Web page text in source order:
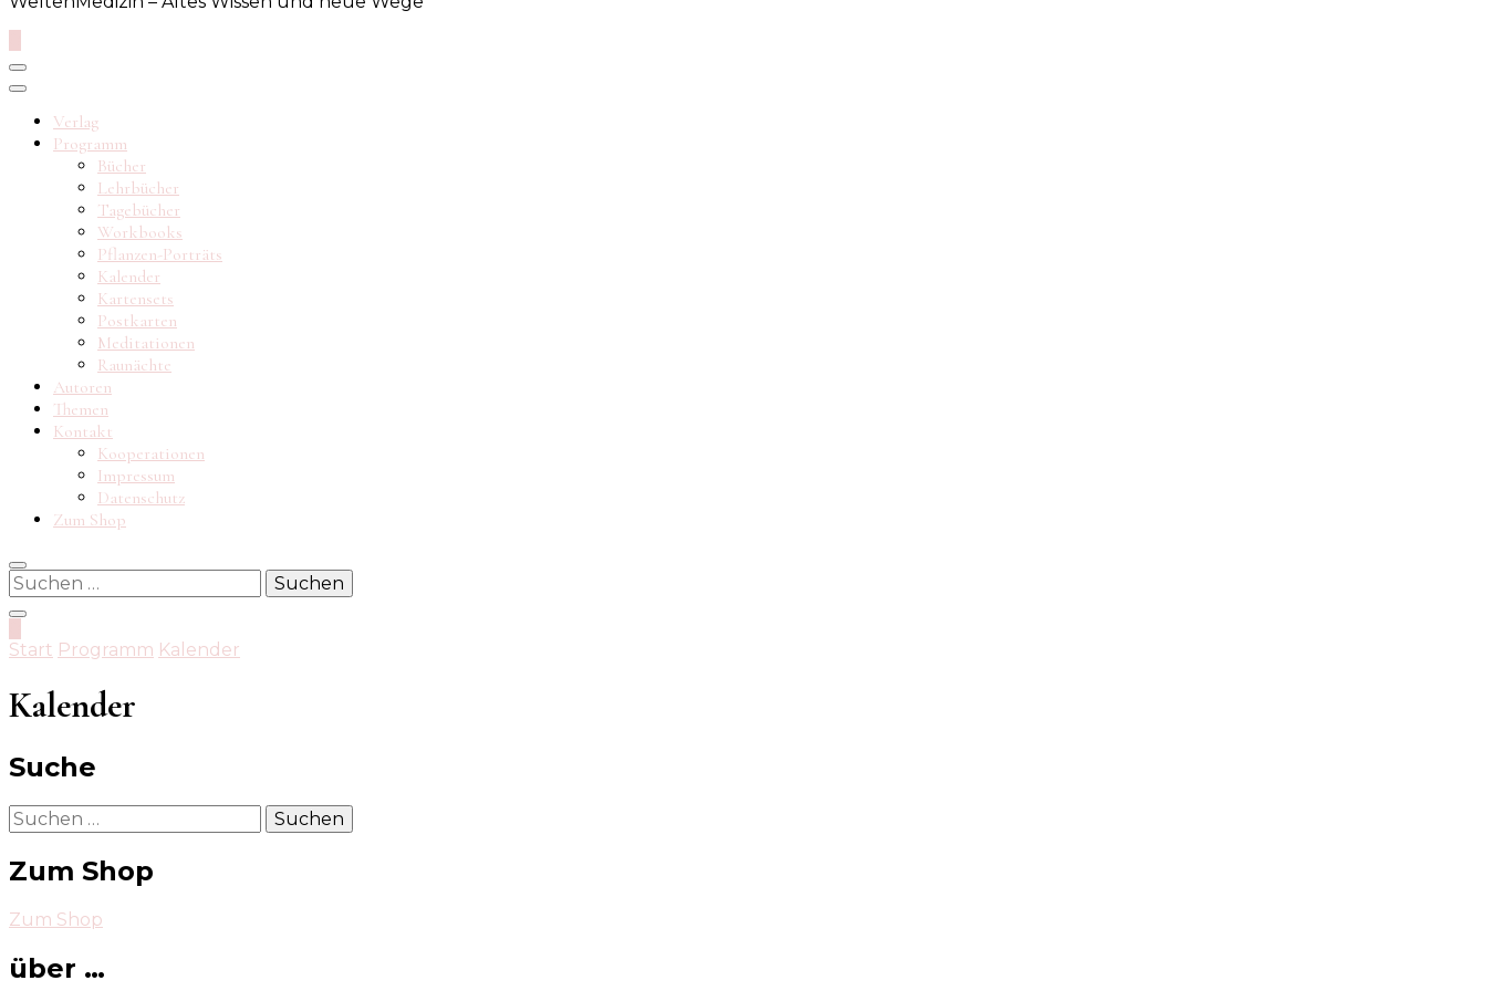
Verlag
Programm
Bücher
Lehrbücher
Tagebücher
Workbooks
Pflanzen-Porträts
Kalender
Kartensets
Postkarten
Meditationen
Raunächte
Autoren
Themen
Kontakt
Kooperationen
Impressum
Datenschutz
Zum Shop
Suchen
nach:
Start Programm Kalender
Kalender
Suche
Suchen
nach:
Zum Shop
Zum Shop
über …